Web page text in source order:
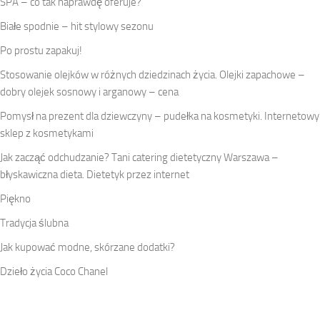
Białe spodnie – hit stylowy sezonu
Po prostu zapakuj!
Stosowanie olejków w różnych dziedzinach życia. Olejki zapachowe –
dobry olejek sosnowy i arganowy – cena
Pomysł na prezent dla dziewczyny – pudełka na kosmetyki. Internetowy
sklep z kosmetykami
Jak zacząć odchudzanie? Tani catering dietetyczny Warszawa –
błyskawiczna dieta. Dietetyk przez internet
Piękno
Tradycja ślubna
Jak kupować modne, skórzane dodatki?
Dzieło życia Coco Chanel